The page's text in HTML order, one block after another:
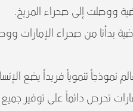
ووصلت إلى صحراء المريخ.
بدأنا من صحراء الإمارات
تنموياً فريداً يضع
تحرص دائماً على توفير جميع